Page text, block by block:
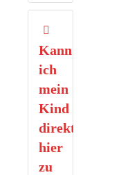
Kann
ich
mein
Kind
direkt
hier
zu